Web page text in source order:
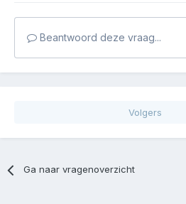
Beantwoord deze vraag...
Volgers
Ga naar vragenoverzicht